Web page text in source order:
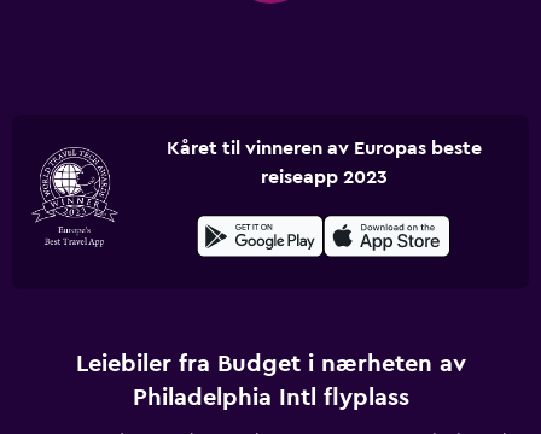
Kåret til vinneren av Europas beste
reiseapp 2023
Leiebiler fra Budget i nærheten av
Philadelphia Intl flyplass